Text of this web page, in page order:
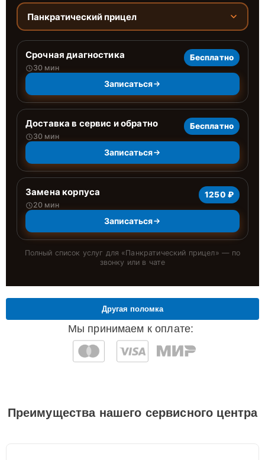
Панкратический прицел
Срочная диагностика
30 мин
Бесплатно
Записаться
Доставка в сервис и обратно
30 мин
Бесплатно
Записаться
Замена корпуса
20 мин
1250 ₽
Записаться
Полный список услуг для «Панкратический прицел» — по
звонку или в чате
Мы принимаем к оплате:
Другая поломка
Преимущества нашего сервисного центра